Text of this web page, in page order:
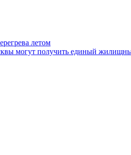
летом
могут получить единый